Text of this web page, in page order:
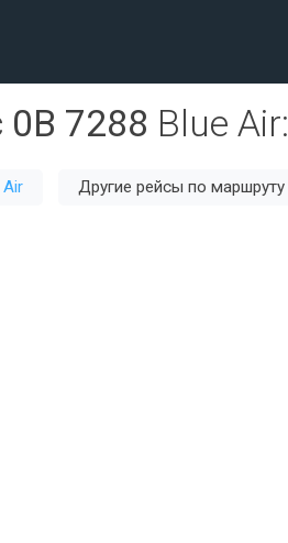
0B 7288 Blue Air:
Air Другие рейсы по маршруту